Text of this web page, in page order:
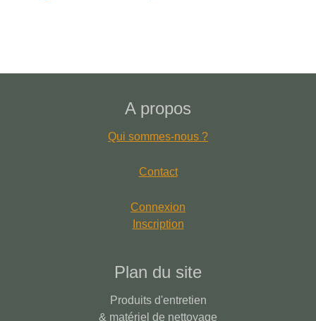
A propos
Qui sommes-nous ?
Contact
Connexion
Inscription
Plan du site
Produits d'entretien
& matériel de nettoyage